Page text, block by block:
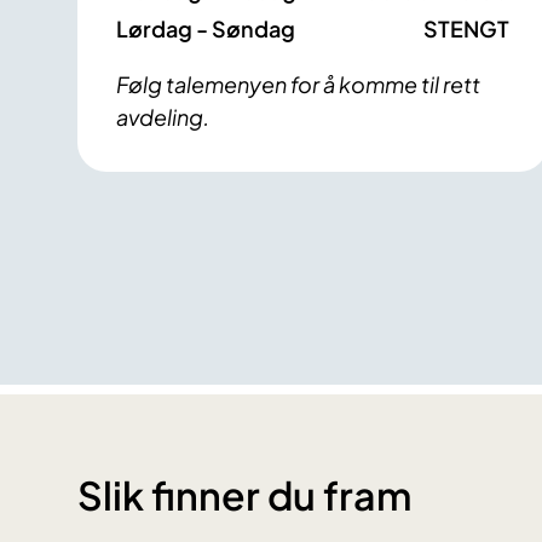
Lørdag - Søndag
STENGT
Følg talemenyen for å komme til rett
avdeling.
Slik finner du fram